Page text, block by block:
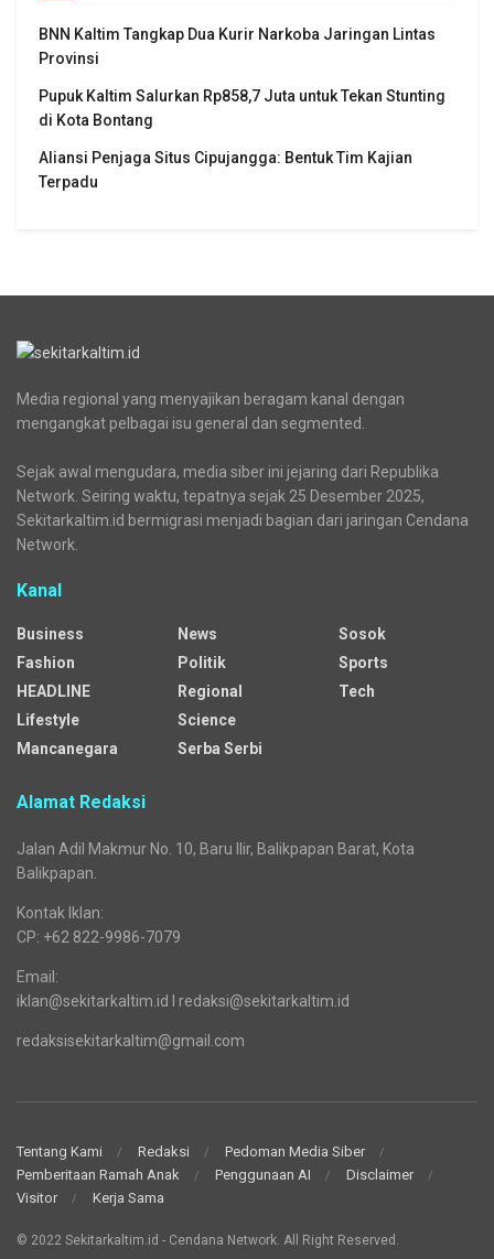
BNN Kaltim Tangkap Dua Kurir Narkoba Jaringan Lintas
Provinsi
Pupuk Kaltim Salurkan Rp858,7 Juta untuk Tekan Stunting
di Kota Bontang
Aliansi Penjaga Situs Cipujangga: Bentuk Tim Kajian
Terpadu
Media regional yang menyajikan beragam kanal dengan
mengangkat pelbagai isu general dan segmented.
Sejak awal mengudara, media siber ini jejaring dari Republika
Network. Seiring waktu, tepatnya sejak 25 Desember 2025,
Sekitarkaltim.id bermigrasi menjadi bagian dari jaringan Cendana
Network.
Kanal
Business
Fashion
HEADLINE
Lifestyle
Mancanegara
News
Politik
Regional
Science
Serba Serbi
Sosok
Sports
Tech
Alamat Redaksi
Jalan Adil Makmur No. 10, Baru Ilir, Balikpapan Barat, Kota
Balikpapan.
Kontak Iklan:
CP: +62 822-9986-7079
Email:
iklan@sekitarkaltim.id I redaksi@sekitarkaltim.id
redaksisekitarkaltim@gmail.com
Tentang Kami Redaksi
Pedoman Media Siber
Pemberitaan Ramah Anak
Penggunaan AI
Disclaimer
Visitor
Kerja Sama
© 2022 Sekitarkaltim.id - Cendana Network. All Right Reserved.